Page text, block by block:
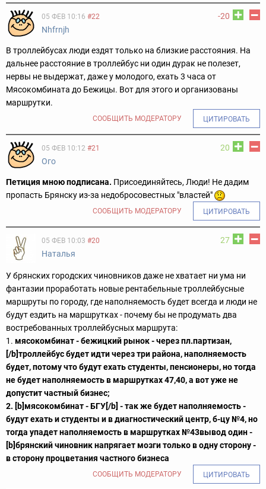
-20
05 ФЕВ 10:16 #22
Nhfrnjh
В троллейбусах люди ездят только на близкие расстояния. На
дальнее расстояние в троллейбус ни один дурак не полезет,
нервы не выдержат, даже у молодого, ехать 3 часа от
Мясокомбината до Бежицы. Вот для этого и организованы
маршрутки.
СООБЩИТЬ МОДЕРАТОРУ ЦИТИРОВАТЬ
20
05 ФЕВ 10:12 #21
Ого
Петиция мною подписана. Присоединяйтесь, Люди! Не дадим
пропасть Брянску из-за недобросовестных "властей"
СООБЩИТЬ МОДЕРАТОРУ ЦИТИРОВАТЬ
27
05 ФЕВ 10:03 #20
Наталья
У брянских городских чиновников даже не хватает ни ума ни
фантазии проработать новые рентабельные троллейбусные
маршруты по городу, где наполняемость будет всегда и люди не
будут ездить на маршрутках - почему бы не продумать два
востребованных троллейбусных маршрута:
1. мясокомбинат - бежицкий рынок - через пл.партизан,
[/b]троллейбус будет идти через три района, наполняемость
будет, потому что будут ехать студенты, пенсионеры, но тогда
не будет наполняемость в маршрутках 47,40, а вот уже не
допустит частный бизнес;
2. [b]мясокомбинат - БГУ[/b] - так же будет наполняемость -
будут ехать и студенты и в диагностический центр, б-цу №4, но
тогда упадет наполняемость в маршрутках №43вывод один -
[b]брянский чиновник напрягает мозги только в одну сторону -
в сторону процветания частного бизнеса
СООБЩИТЬ МОДЕРАТОРУ ЦИТИРОВАТЬ